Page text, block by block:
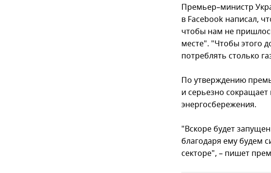
Премьер–министр
в Facebook написал,
чтобы нам не
месте". "Чтобы этого
потреблять столько
По утверждению
и серьезно
энергосбережения.
"Вскоре будет
благодаря ему будем
секторе", – пишет